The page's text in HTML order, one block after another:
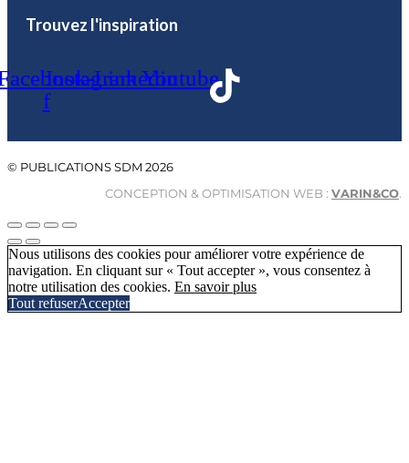
Trouvez l'inspiration
f
InstagramLinkedinYoutube
© PUBLICATIONS SDM 2026
CONCEPTION & OPTIMISATION WEB : VARIN&CO.
Nous utilisons des cookies pour améliorer votre expérience de
navigation. En cliquant sur « Tout accepter », vous consentez à
notre utilisation des cookies. En savoir plus
Tout refuserAccepter